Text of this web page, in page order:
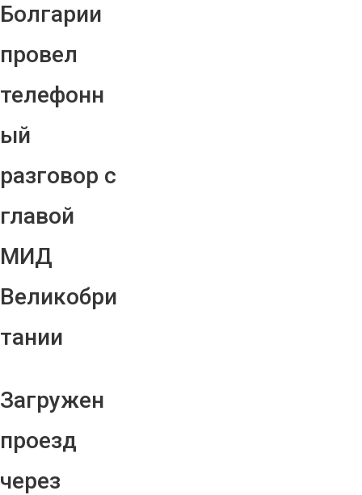
Болгарии
провел
телефонн
ый
разговор с
главой
МИД
Великобри
тании
Загружен
проезд
через